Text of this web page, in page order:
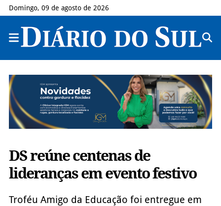
Domingo, 09 de agosto de 2026
DS reúne centenas de
lideranças em evento festivo
Troféu Amigo da Educação foi entregue em